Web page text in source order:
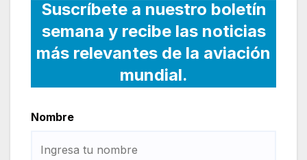
Suscríbete a nuestro boletín
semana y recibe las noticias
más relevantes de la aviación
mundial.
Nombre